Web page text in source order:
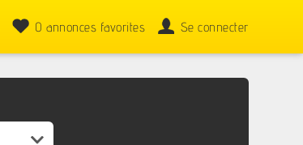
0 annonces favorites Se connecter